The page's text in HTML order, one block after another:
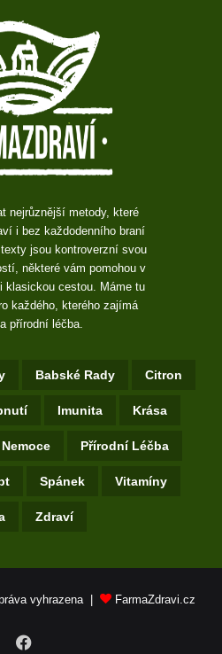
nejrůznější metody, které
i bez každodenního braní
jsou kontroverzní svou
některé vám pomohou v
klasickou cestou. Máme tu
každého, kterého zajímá
přírodní léčba.
Babské Rady Citron
Imunita Krása
Nemoce Přírodní Léčba
Spánek Vitamíny
Zdraví
vyhrazena | FarmaZdravi.cz